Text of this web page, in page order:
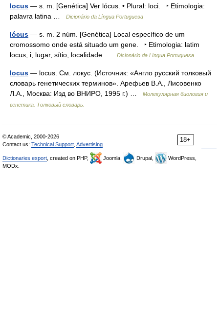
locus — s. m. [Genética] Ver lócus. • Plural: loci. ‣ Etimologia:
palavra latina …
Dicionário da Língua Portuguesa
lócus — s. m. 2 núm. [Genética] Local específico de um
cromossomo onde está situado um gene. ‣ Etimologia: latim
locus, i, lugar, sítio, localidade …
Dicionário da Língua Portuguesa
locus — locus. См. локус. (Источник: «Англо русский толковый
словарь генетических терминов». Арефьев В.А., Лисовенко
Л.А., Москва: Изд во ВНИРО, 1995 г.) …
Молекулярная биология и
генетика. Толковый словарь.
18+
© Academic, 2000-2026
Contact us: Technical Support Advertising
Dictionaries export , created on PHP, Joomla, Drupal,
WordPress,
MODx.